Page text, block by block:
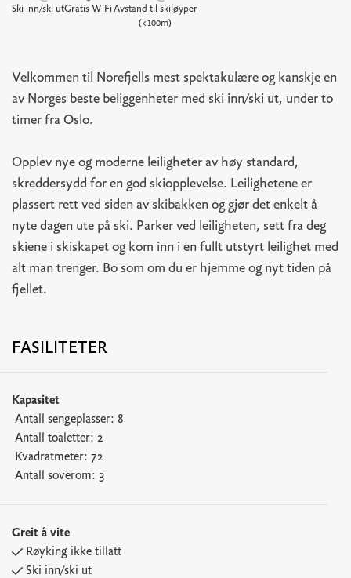
Ski inn/ski utGratis WiFiAvstand til skiløyper
(<100m)
Velkommen til Norefjells mest spektakulære og kanskje en
av Norges beste beliggenheter med ski inn/ski ut, under to
timer fra Oslo.
Opplev nye og moderne leiligheter av høy standard,
skreddersydd for en god skiopplevelse. Leilighetene er
plassert rett ved siden av skibakken og gjør det enkelt å
nyte dagen ute på ski. Parker ved leiligheten, sett fra deg
skiene i skiskapet og kom inn i en fullt utstyrt leilighet med
alt man trenger. Bo som om du er hjemme og nyt tiden på
fjellet.
FASILITETER
Kapasitet
Antall sengeplasser: 8
Antall toaletter: 2
Kvadratmeter: 72
Antall soverom: 3
Greit å vite
Røyking ikke tillatt
Ski inn/ski ut